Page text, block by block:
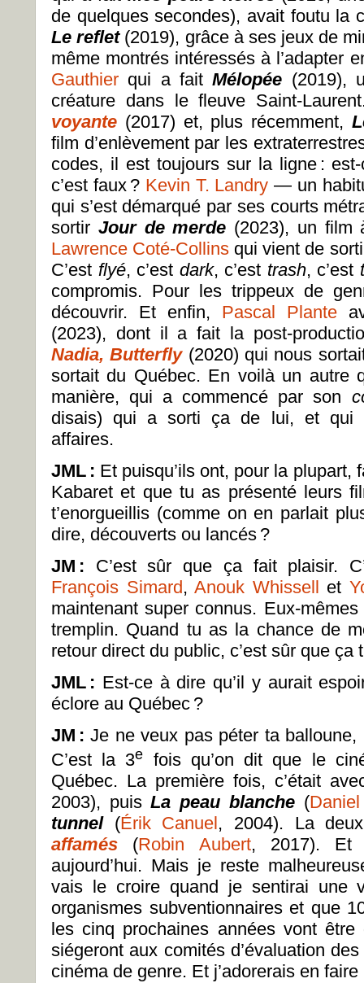
de quelques secondes), avait foutu la
Le reflet(2019), grâce à ses jeux de
même montrés intéressés à l’adapter
Gauthier qui a faitMélopée (2019),
créature dans le fleuve Saint-
voyante (2017) et, plus récemment,
film d’enlèvement par les
codes, il est toujours sur la ligne :
c’est faux ? Kevin T. Landry — un
qui s’est démarqué par ses courts
sortir Jour de merde (2023), un film
Lawrence Coté-Collins qui vient de
C’est flyé, c’est dark, c’est trash, c’est
compromis. Pour les trippeux de
découvrir. Et enfin, Pascal Plante
(2023), dont il a fait la post-
Nadia, Butterfly(2020) qui nous
sortait du Québec. En voilà un autre
manière, qui a commencé par son
disais) qui a sorti ça de lui, et qui
affaires.
JML : Et puisqu’ils ont, pour la plupart,
Kabaret et que tu as présenté leurs
t’enorgueillis (comme on en parlait
dire, découverts ou lancés ?
JM : C’est sûr que ça fait plaisir.
François Simard, Anouk Whissell et
maintenant super connus. Eux-
tremplin. Quand tu as la chance de
retour direct du public, c’est sûr que ça
JML : Est-ce à dire qu’il y aurait
éclore au Québec ?
JM :Je ne veux pas péter ta
C’est la 3e
fois qu’on dit que le
Québec. La première fois, c’était
2003), puisLa peau blanche (
tunnel(Érik Canuel, 2004). La
affamés (Robin Aubert, 2017). Et
aujourd’hui. Mais je reste
vais le croire quand je sentirai une
organismes subventionnaires et que
les cinq prochaines années vont
siégeront aux comités d’évaluation
cinéma de genre. Et j’adorerais en faire